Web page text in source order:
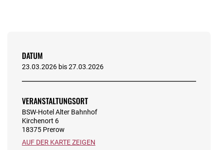
DATUM
23.03.2026 bis 27.03.2026
VERANSTALTUNGSORT
BSW-Hotel Alter Bahnhof
Kirchenort 6
18375 Prerow
AUF DER KARTE ZEIGEN